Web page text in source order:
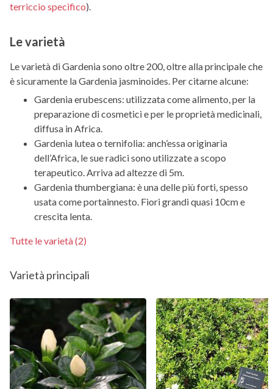
terriccio specifico).
Le varietà
Le varietà di Gardenia sono oltre 200, oltre alla principale che
è sicuramente la Gardenia jasminoides. Per citarne alcune:
Gardenia erubescens: utilizzata come alimento, per la
preparazione di cosmetici e per le proprietà medicinali,
diffusa in Africa.
Gardenia lutea o ternifolia: anch’essa originaria
dell’Africa, le sue radici sono utilizzate a scopo
terapeutico. Arriva ad altezze di 5m.
Gardenia thumbergiana: è una delle più forti, spesso
usata come portainnesto. Fiori grandi quasi 10cm e
crescita lenta.
Tutte le varietà (2)
Varietà principali